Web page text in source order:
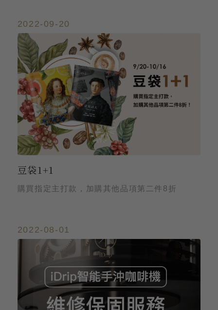
2022-09-20
豆袋1+1
購買指定主打款，加購其他品項第二件8折
2022-08-01